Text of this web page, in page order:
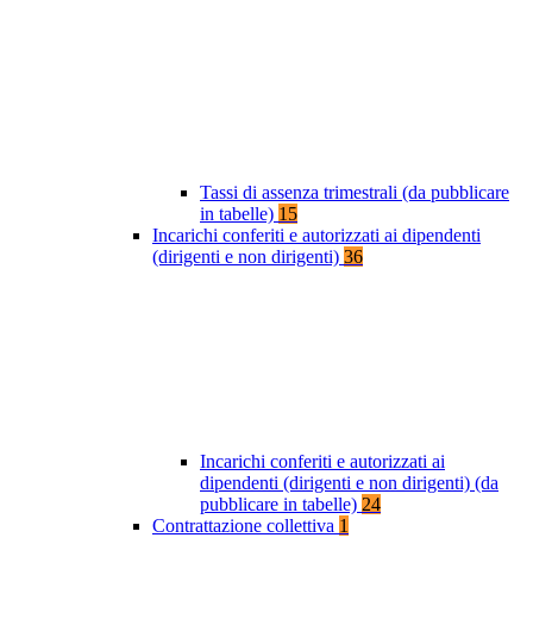
Tassi di assenza trimestrali (da pubblicare
in tabelle) 15
Incarichi conferiti e autorizzati ai dipendenti
(dirigenti e non dirigenti) 36
Incarichi conferiti e autorizzati ai
dipendenti (dirigenti e non dirigenti) (da
pubblicare in tabelle) 24
Contrattazione collettiva 1